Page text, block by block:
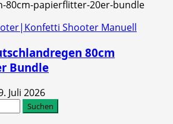
Shooter Manuell
80cm
Bundle
Juli 2026